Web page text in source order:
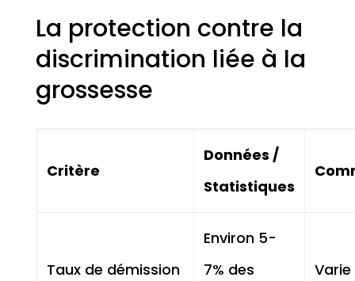
La protection contre la
discrimination liée à la
grossesse
Critère
Données /
Statistiques
Taux de démission
Environ 5-
7% des
Varie